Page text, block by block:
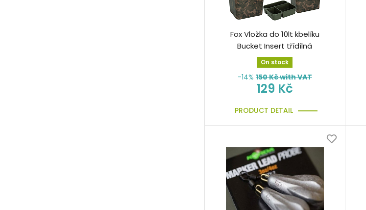
Fox Vložka do 10lt kbelíku
Bucket Insert třídílná
On stock
-14% 150Kč with VAT
129 Kč
PRODUCT DETAIL